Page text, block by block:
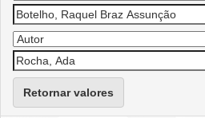
Retornar valores